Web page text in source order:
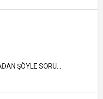
ŞÖYLE SORU...